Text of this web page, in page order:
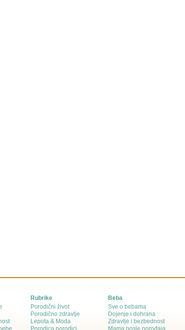
Rubrike
Porodični život
Porodično zdravlje
Lepota & Moda
Porodica porodici
Beba
Sve o bebama
Dojenje i dohrana
Zdravlje i bezbednost
Mama posle porođaja